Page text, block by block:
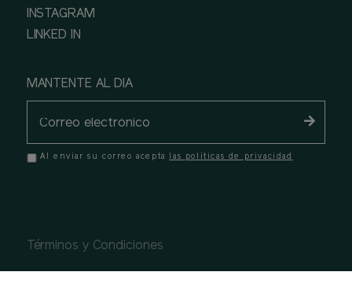
INSTAGRAM
LINKED IN
MANTENTE AL DIA
Al enviar su correo acepta las políticas de privacidad
Términos y Condiciones